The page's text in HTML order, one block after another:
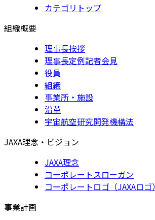
カテゴリトップ
組織概要
理事長挨拶
理事長定例記者会見
役員
組織
事業所・施設
沿革
宇宙航空研究開発機構法
JAXA理念・ビジョン
JAXA理念
コーポレートスローガン
コーポレートロゴ（JAXAロゴ）
事業計画